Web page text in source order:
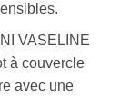
VASELINE
à couvercle
avec une